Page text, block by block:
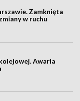
Zamknięta
w ruchu
Awaria